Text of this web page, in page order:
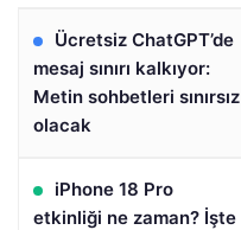
Ücretsiz ChatGPT’de
mesaj sınırı kalkıyor:
Metin sohbetleri sınırsız
olacak
iPhone 18 Pro
etkinliği ne zaman? İşte